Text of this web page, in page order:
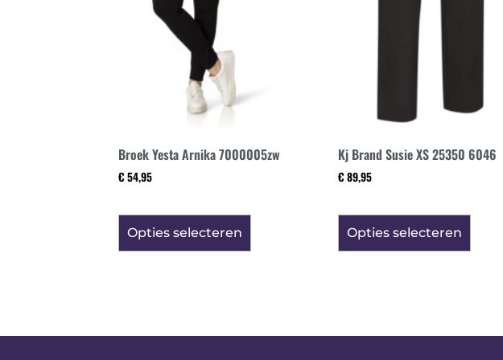
Broek Yesta Arnika 7000005zw
€ 54,95
Opties selecteren
Kj Brand Susie XS 25350 6046
€ 89,95
Opties selecteren